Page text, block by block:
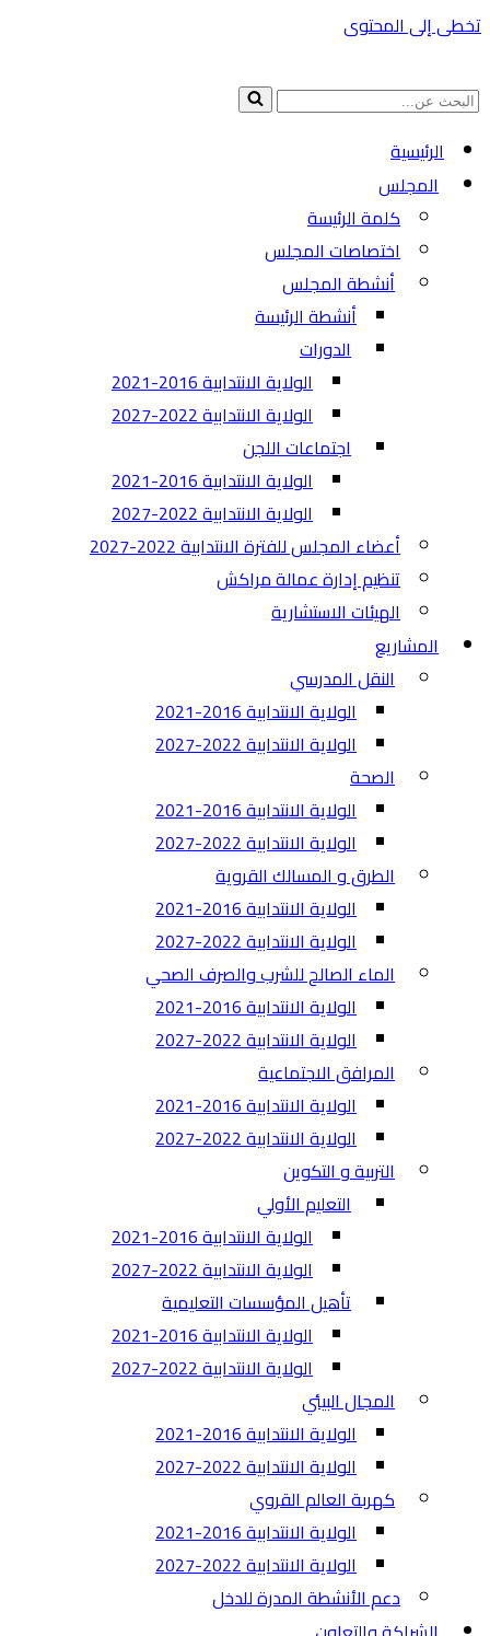
تخطى إلى المحتوى
البحث
الرئيسية
المجلس
كلمة الرئيسة
اختصاصات المجلس
أنشطة المجلس
أنشطة الرئيسة
الدورات
الولاية الانتدابية 2016-2021
الولاية الانتدابية 2022-2027
اجتماعات اللجن
الولاية الانتدابية 2016-2021
الولاية الانتدابية 2022-2027
أعضاء المجلس للفترة الانتدابية 2022-2027
تنظيم إدارة عمالة مراكش
الهيئات الاستشارية
المشاريع
النقل المدرسي
الولاية الانتدابية 2016-2021
الولاية الانتدابية 2022-2027
الصحة
الولاية الانتدابية 2016-2021
الولاية الانتدابية 2022-2027
الطرق و المسالك القروية
الولاية الانتدابية 2016-2021
الولاية الانتدابية 2022-2027
الماء الصالح للشرب والصرف الصحي
الولاية الانتدابية 2016-2021
الولاية الانتدابية 2022-2027
المرافق الاجتماعية
الولاية الانتدابية 2016-2021
الولاية الانتدابية 2022-2027
التربية و التكوين
التعليم الأولي
الولاية الانتدابية 2016-2021
الولاية الانتدابية 2022-2027
تأهيل المؤسسات التعليمية
الولاية الانتدابية 2016-2021
الولاية الانتدابية 2022-2027
المجال البيئي
الولاية الانتدابية 2016-2021
الولاية الانتدابية 2022-2027
كهربة العالم القروي
الولاية الانتدابية 2016-2021
الولاية الانتدابية 2022-2027
دعم الأنشطة المدرة للدخل